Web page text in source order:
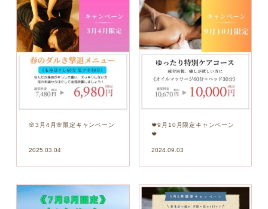
🌸3月4月🌸限定キャンペーン
2025.03.04
🍁9月10月限定キャンペーン
🍁
2024.09.03